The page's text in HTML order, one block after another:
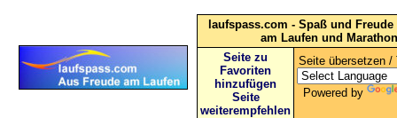
laufspass.com - Spaß und
am Laufen und Marathon
Seite zu
Favoriten
hinzufügen
Seite
weiterempfehlen
Seite übersetzen /
Powered by